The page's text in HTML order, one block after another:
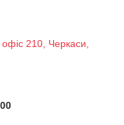
210, Черкаси,